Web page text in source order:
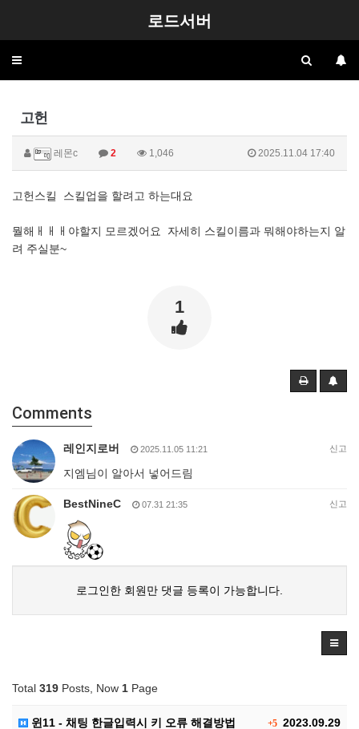
로드서버
Toggle
고헌
레몬c 2 1,046 2025.11.04 17:40
고헌스킬 스킬업을 할려고 하는대요
뭘해ㅐㅐㅐ야할지 모르겠어요 자세히 스킬이름과 뭐해야하는지 알
려 주실분~
1
Comments
레인지로버 2025.11.05 11:21 신고
지엠님이 알아서 넣어드림
BestNineC 07.31 21:35 신고
로그인한 회원만 댓글 등록이 가능합니다.
Total 319 Posts, Now 1 Page
+52023.09.29
윈11 - 채팅 한글입력시 키 오류 해결방법